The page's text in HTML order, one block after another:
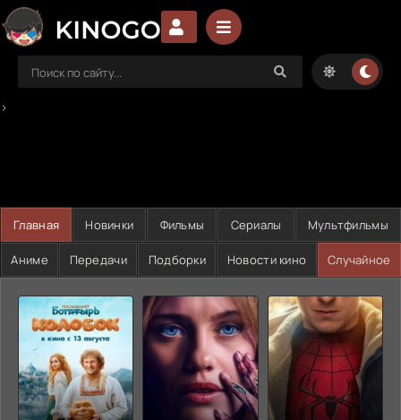
>
Главная Новинки Фильмы Сериалы Мультфильмы
Аниме Передачи Подборки Новости кино Случайное